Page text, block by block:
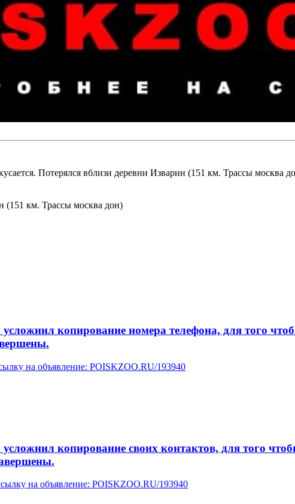
Потерялся вблизи деревни Изварин (151 км. Трассы москва
(151 км. Трассы москва дон)
копирование номера телефона, для того
на объявление: POISKZOO.RU/193940
копирование своих контактов, для того
на объявление: POISKZOO.RU/193940